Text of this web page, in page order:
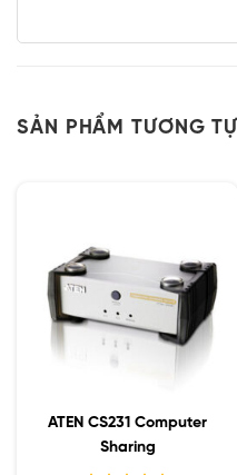
SẢN PHẨM TƯƠNG TỰ
ATEN CS231 Computer
Sharing